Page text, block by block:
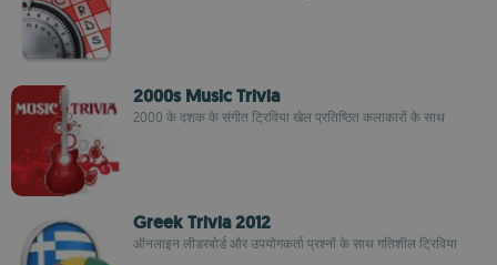
2000s Music Trivia
2000 के दशक के संगीत ट्रिविया खेल प्रतिष्ठित कलाकारों के साथ
Greek Trivia 2012
ऑनलाइन लीडरबोर्ड और उपयोगकर्ता प्रश्नों के साथ गतिशील ट्रिविया